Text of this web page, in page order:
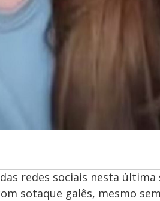
redes sociais nesta última
sotaque galês, mesmo